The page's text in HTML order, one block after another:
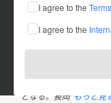
I agree to the
I agree to the
これまでに9回支援
在住国：日本 現在地
出身国：日本 出身地
2010年LAに単身渡米
アルバム『Artistry』
となる。長岡 もっと見